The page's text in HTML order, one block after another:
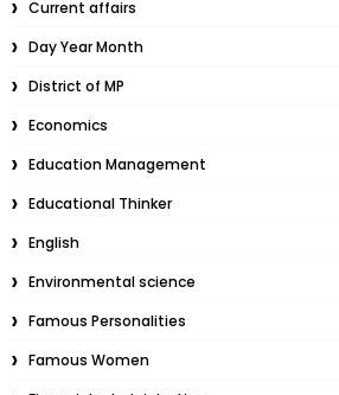
Current affairs
Day Year Month
District of MP
Economics
Education Management
Educational Thinker
English
Environmental science
Famous Personalities
Famous Women